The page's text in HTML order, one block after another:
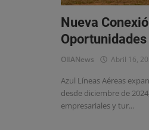
Nueva
OlIANews Abril 16,
Azul Líneas Aéreas
desde diciembre de
empresariales y tur...